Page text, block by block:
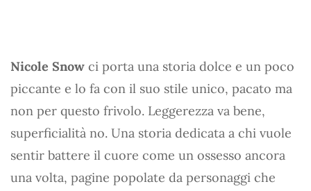
Nicole Snow ci porta una storia dolce e un poco
piccante e lo fa con il suo stile unico, pacato ma
non per questo frivolo. Leggerezza va bene,
superficialità no. Una storia dedicata a chi vuole
sentir battere il cuore come un ossesso ancora
una volta, pagine popolate da personaggi che